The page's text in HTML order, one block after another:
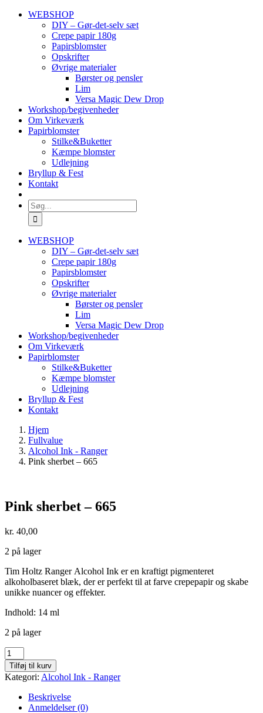
Skip
WEBSHOP
DIY – Gør-det-selv sæt
Crepe papir 180g
Papirsblomster
Opskrifter
Øvrige materialer
Børster og pensler
Lim
Versa Magic Dew Drop
Workshop/begivenheder
Om Virkeværk
Papirblomster
Stilke&Buketter
Kæmpe blomster
Udlejning
Bryllup & Fest
Kontakt
Søg
efter:
WEBSHOP
DIY – Gør-det-selv sæt
Crepe papir 180g
Papirsblomster
Opskrifter
Øvrige materialer
Børster og pensler
Lim
Versa Magic Dew Drop
Workshop/begivenheder
Om Virkeværk
Papirblomster
Stilke&Buketter
Kæmpe blomster
Udlejning
Bryllup & Fest
Kontakt
Hjem
Fullvalue
Alcohol Ink - Ranger
Pink sherbet – 665
Pink sherbet – 665
kr. 40,00
2 på lager
Tim Holtz Ranger Alcohol Ink er en kraftigt pigmenteret
alkoholbaseret blæk, der er perfekt til at farve crepepapir og skabe
unikke nuancer og effekter.
Indhold: 14 ml
2 på lager
Pink
sherbet
-
665
antal
Tilføj til kurv
Kategori: Alcohol Ink - Ranger
Beskrivelse
Anmeldelser (0)